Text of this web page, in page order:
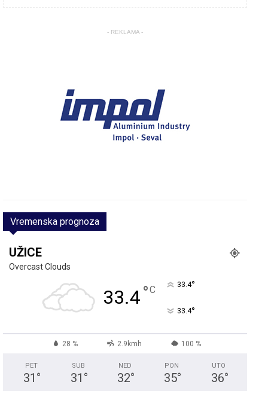
- REKLAMA -
Vremenska prognoza
UŽICE
Overcast Clouds
33.4°C 33.4°
33.4°
28 % 2.9kmh 100 %
PET
31 °
SUB
31 °
NED
32°
PON
35°
UTO
36°